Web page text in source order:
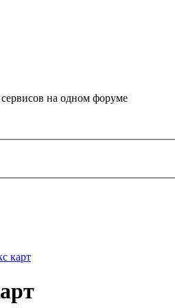
на одном форуме
карт